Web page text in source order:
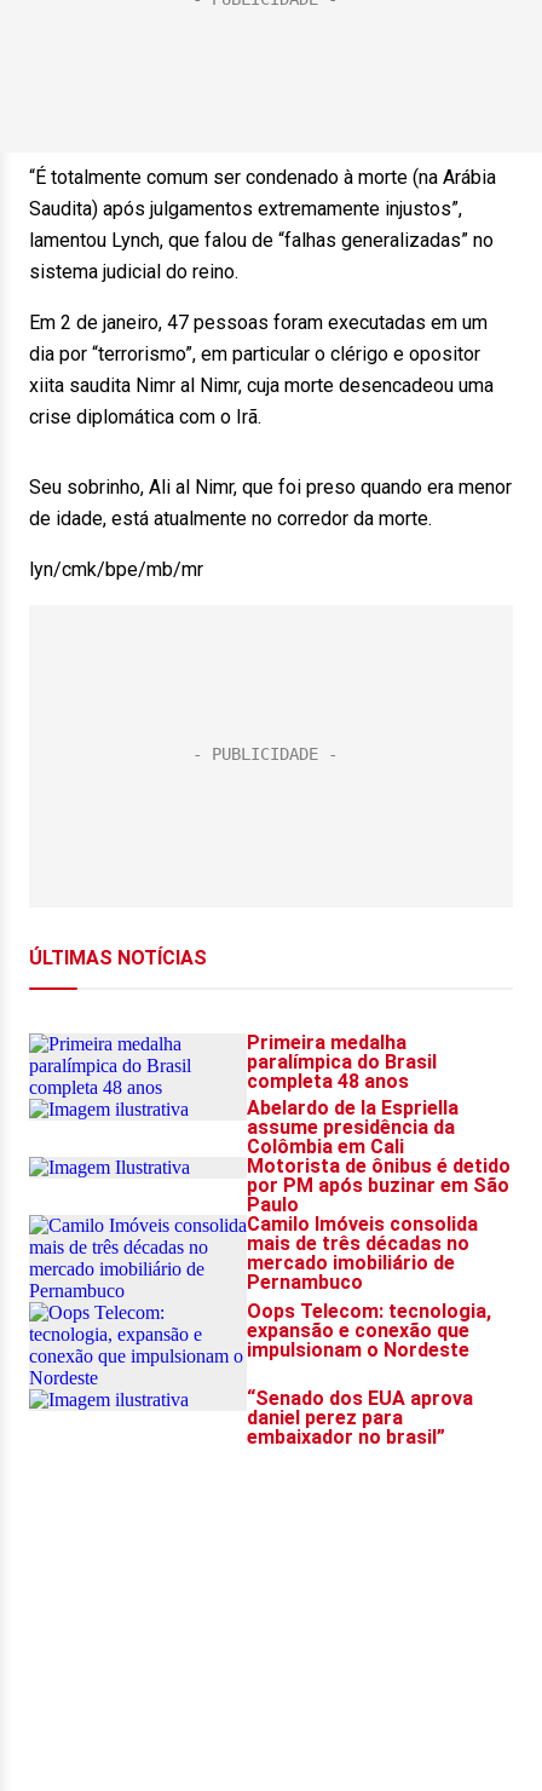
“É totalmente comum ser condenado à morte (na Arábia
Saudita) após julgamentos extremamente injustos”,
lamentou Lynch, que falou de “falhas generalizadas” no
sistema judicial do reino.
Em 2 de janeiro, 47 pessoas foram executadas em um
dia por “terrorismo”, em particular o clérigo e opositor
xiita saudita Nimr al Nimr, cuja morte desencadeou uma
crise diplomática com o Irã.
Seu sobrinho, Ali al Nimr, que foi preso quando era menor
de idade, está atualmente no corredor da morte.
lyn/cmk/bpe/mb/mr